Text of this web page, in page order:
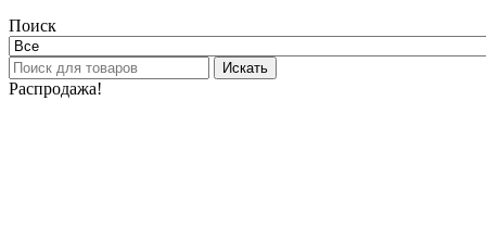
Поиск
Искать
Распродажа!